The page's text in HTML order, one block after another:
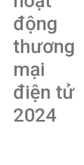
động
thương
mại
điện tử
2024